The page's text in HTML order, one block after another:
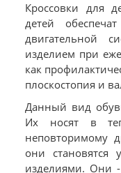
Кроссовки для
детей
двигательной
изделием при
как
плоскостопия и
Данный вид
Их носят в
неповторимому
они
изделиями. Они -